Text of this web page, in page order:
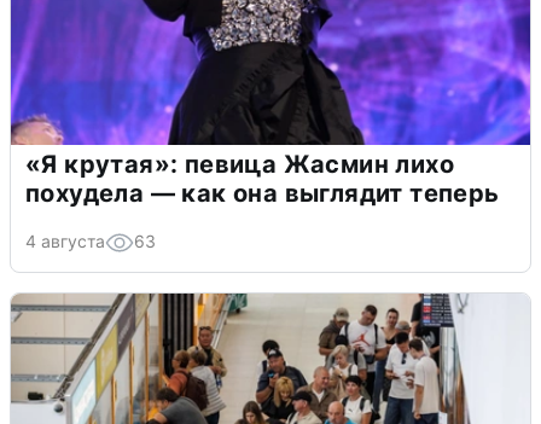
«Я крутая»: певица Жасмин лихо
похудела — как она выглядит теперь
4 августа 63